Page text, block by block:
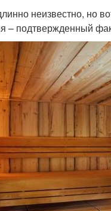
неизвестно, но
– подтвержденный